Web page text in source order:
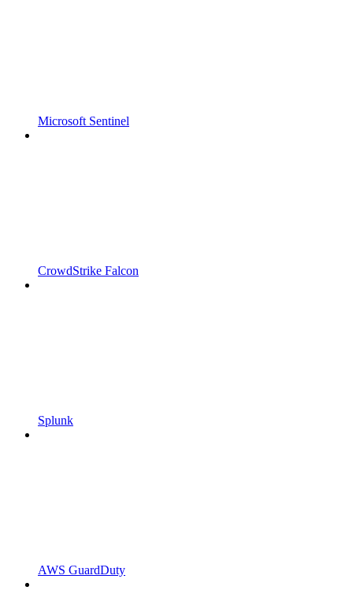
Microsoft Sentinel
CrowdStrike Falcon
Splunk
AWS GuardDuty